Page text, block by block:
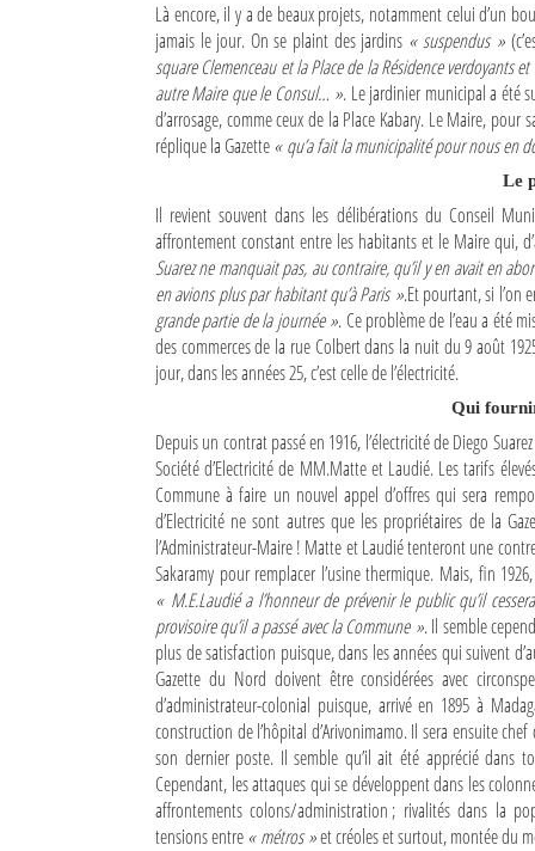
Là encore, il y a de beaux projets, notamment celui d’un
jamais le jour. On se plaint des jardins « suspendus »
square Clemenceau et la Place de la Résidence verdoyants
autre Maire que le Consul… ». Le jardinier municipal a été
d’arrosage, comme ceux de la Place Kabary. Le Maire, pour
réplique la Gazette« qu’a fait la municipalité pour nous en
Le
Il revient souvent dans les délibérations du Conseil
affrontement constant entre les habitants et le Maire qui,
Suarez ne manquait pas, au contraire, qu’il y en avait en
en avions plus par habitant qu’à Paris ».Et pourtant, si l’on
grande partie de la journée ». Ce problème de l’eau a été
des commerces de la rue Colbert dans la nuit du 9 août
jour, dans les années 25, c’est celle de l’électricité.
Qui
Depuis un contrat passé en 1916, l’électricité de Diego
Société d’Electricité de MM.Matte et Laudié. Les tarifs
Commune à faire un nouvel appel d’offres qui sera
d’Electricité ne sont autres que les propriétaires de la
l’Administrateur-Maire ! Matte et Laudié tenteront une
Sakaramy pour remplacer l’usine thermique. Mais, fin
« M.E.Laudié a l’honneur de prévenir le public qu’il
provisoire qu’il a passé avec la Commune ». Il semble
plus de satisfaction puisque, dans les années qui suivent
Gazette du Nord doivent être considérées avec
d’administrateur-colonial puisque, arrivé en 1895 à
construction de l’hôpital d’Arivonimamo. Il sera ensuite
son dernier poste. Il semble qu’il ait été apprécié dans
Cependant, les attaques qui se développent dans les
affrontements colons/administration ; rivalités dans la
tensions entre« métros »et créoles et surtout, montée du